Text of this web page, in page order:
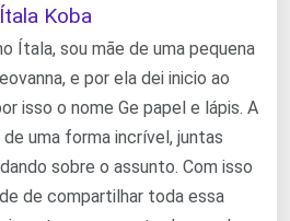
Ítala Koba
Ítala, sou mãe de uma pequena
e por ela dei inicio ao
isso o nome Ge papel e lápis. A
uma forma incrível, juntas
sobre o assunto. Com isso
de compartilhar toda essa